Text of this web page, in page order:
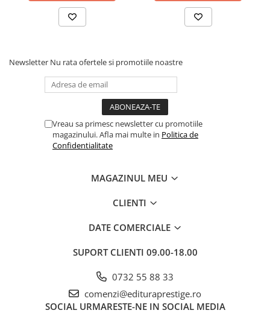
Dezvoltare Personala Adulti
Dezvoltarea Afacerilor
Parenting & Familie
Psihologie, Psihanaliza
PSYCONNECT
Sexualitate
Educative
Newsletter Nu rata ofertele si promotiile noastre
Vreau sa primesc newsletter cu promotiile
magazinului. Afla mai multe in Politica de
Confidentialitate
MAGAZINUL MEU
CLIENTI
DATE COMERCIALE
SUPORT CLIENTI 09.00-18.00
0732 55 88 33
comenzi@edituraprestige.ro
SOCIAL URMARESTE-NE IN SOCIAL MEDIA